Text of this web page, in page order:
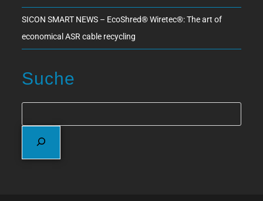
SICON SMART NEWS – EcoShred® Wiretec®: The art of
economical ASR cable recycling
Suche